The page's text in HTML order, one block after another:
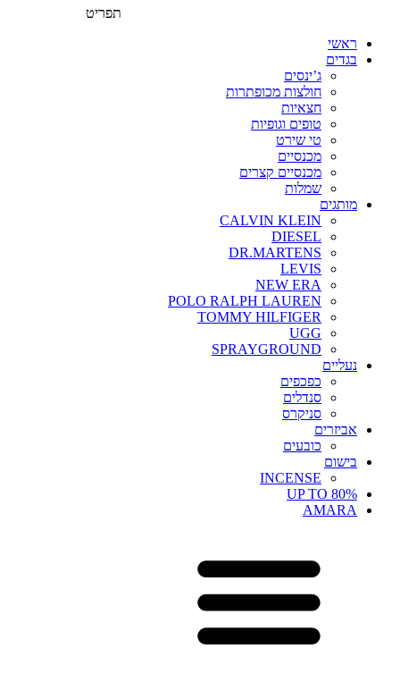
תפריט
ראשי
בגדים
ג’ינסים
חולצות מכופתרות
חצאיות
טופים וגופיות
טי שירט
מכנסיים
מכנסיים קצרים
שמלות
מותגים
CALVIN KLEIN
DIESEL
DR.MARTENS
LEVIS
NEW ERA
POLO RALPH LAUREN
TOMMY HILFIGER
UGG
SPRAYGROUND
נעליים
כפכפים
סנדלים
סניקרס
אביזרים
כובעים
בישום
INCENSE
UP TO 80%
AMARA